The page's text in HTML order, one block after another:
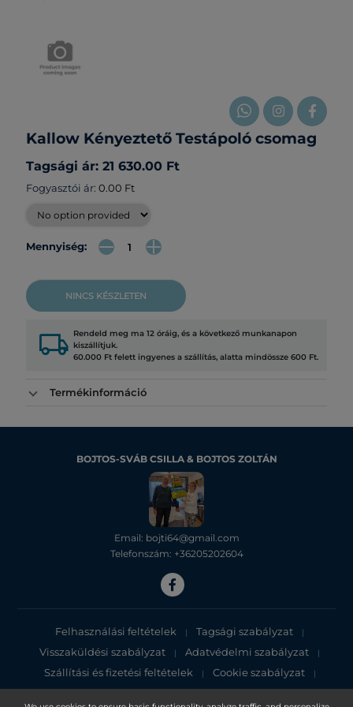
Kallow Kényeztető Testápoló csomag
Tagsági ár: 21 630.00 Ft
Fogyasztói ár: 0.00 Ft
Mennyiség:
NINCS KÉSZLETEN
local_shipping Rendeld meg ma 12 óráig, és a következő munkanapon
kiszállítjuk.
60.000 Ft felett ingyenes a szállítás, alatta mindössze 600 Ft.
Termékinformáció
BOJTOS-SVÁB CSILLA & BOJTOS ZOLTÁN
Email: bojti64@gmail.com
Telefonszám: +36205202604
Felhasználási feltételek | Tagsági szabályzat |
Visszaküldési szabályzat | Adatvédelmi szabályzat |
Szállítási és fizetési feltételek | Cookie szabályzat |
Adatvédelmi tájékoztató